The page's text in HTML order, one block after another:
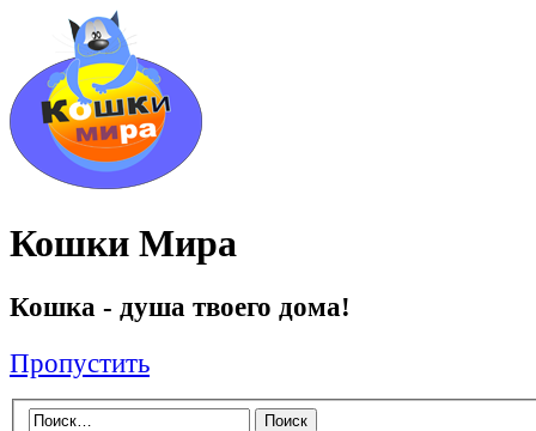
Кошки Мира
Кошка - душа твоего дома!
Пропустить